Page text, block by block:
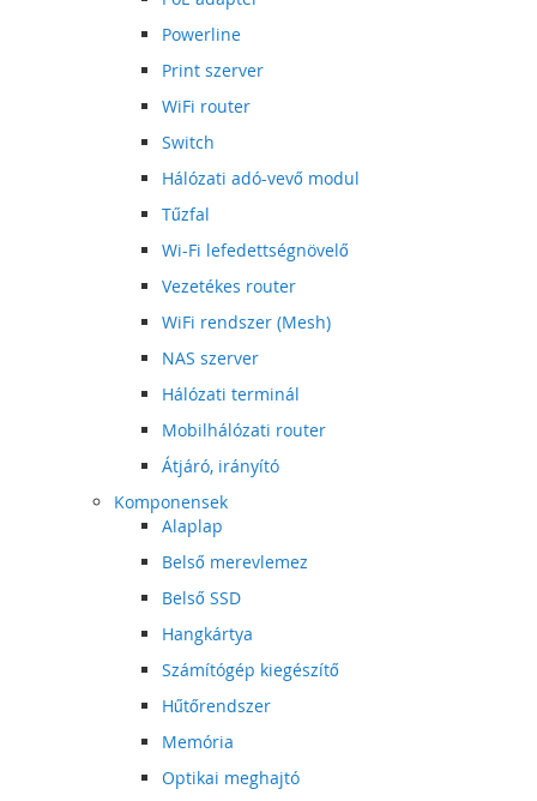
Powerline
Print szerver
WiFi router
Switch
Hálózati adó-vevő modul
Tűzfal
Wi-Fi lefedettségnövelő
Vezetékes router
WiFi rendszer (Mesh)
NAS szerver
Hálózati terminál
Mobilhálózati router
Átjáró, irányító
Komponensek
Alaplap
Belső merevlemez
Belső SSD
Hangkártya
Számítógép kiegészítő
Hűtőrendszer
Memória
Optikai meghajtó